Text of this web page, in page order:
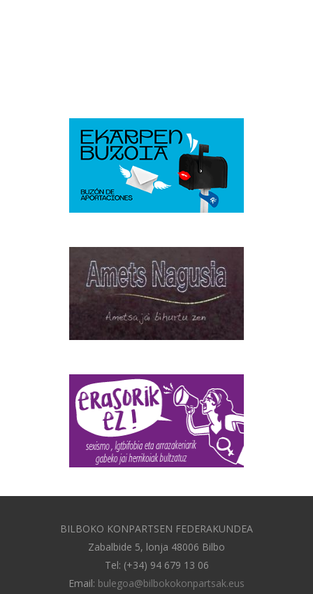
BILBOKO KONPARTSEN FEDERAKUNDEA
Zabalbide 5, lonja 48006 Bilbo
Tel: (+34) 94 679 13 06
Email: bulegoa@bilbokokonpartsak.eus